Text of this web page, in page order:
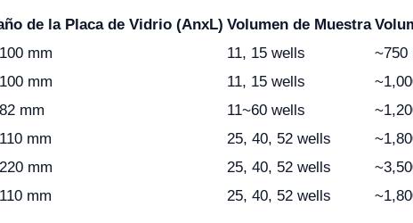
de la Placa de Vidrio (AnxL) Volumen de Muestra
mm 11, 15 wells ~750
mm 11, 15 wells
mm 11~60 wells
mm 25, 40, 52 wells
mm 25, 40, 52 wells
mm 25, 40, 52 wells